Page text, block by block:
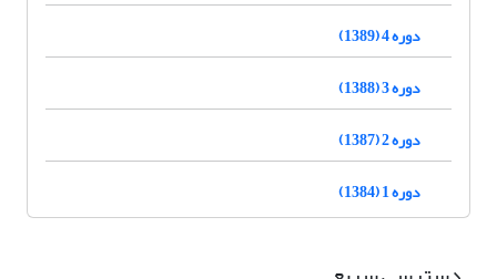
دوره 4 (1389)
دوره 3 (1388)
دوره 2 (1387)
دوره 1 (1384)